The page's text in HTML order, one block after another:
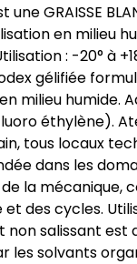
une GRAISSE
en milieu
: -20° à
gélifiée
milieu humide.
éthylène).
tous locaux
dans les
la mécanique,
des cycles.
non salissant est
les solvants